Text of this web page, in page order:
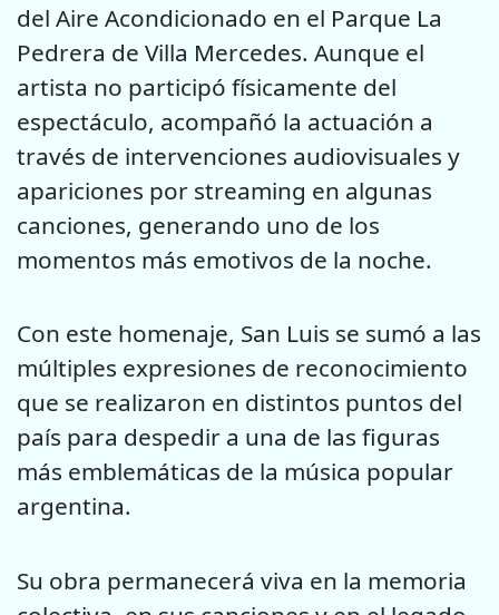
del Aire Acondicionado en el Parque La
Pedrera de Villa Mercedes. Aunque el
artista no participó físicamente del
espectáculo, acompañó la actuación a
través de intervenciones audiovisuales y
apariciones por streaming en algunas
canciones, generando uno de los
momentos más emotivos de la noche.
Con este homenaje, San Luis se sumó a las
múltiples expresiones de reconocimiento
que se realizaron en distintos puntos del
país para despedir a una de las figuras
más emblemáticas de la música popular
argentina.
Su obra permanecerá viva en la memoria